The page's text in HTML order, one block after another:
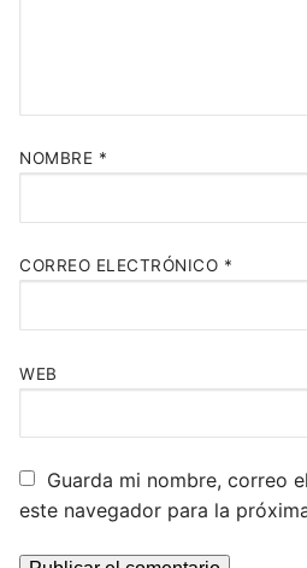
NOMBRE *
CORREO ELECTRÓNICO *
WEB
Guarda mi nombre, correo
este navegador para la